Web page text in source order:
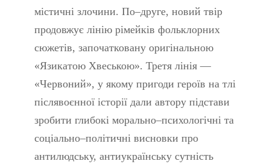
містичні злочини. По–друге, новий твір
продовжує лінію рімейків фольклорних
сюжетів, започатковану оригінальною
«Язикатою Хвеською». Третя лінія —
«Червоний», у якому пригоди героїв на тлі
післявоєнної історії дали автору підстави
зробити глибокі морально–психологічні та
соціально–політичні висновки про
антилюдську, антиукраїнську сутність